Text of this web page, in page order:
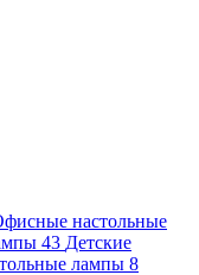
настольные
43 Детские
лампы 8